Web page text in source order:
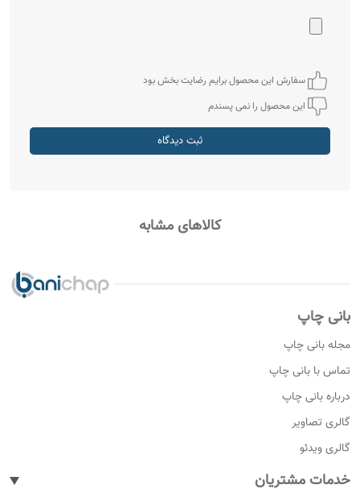
سفارش این محصول برایم رضایت بخش بود
این محصول را نمی پسندم
ثبت دیدگاه
کالاهای مشابه
بانی چاپ
مجله بانی چاپ
تماس با بانی چاپ
درباره بانی چاپ
گالری تصاویر
گالری ویدئو
خدمات مشتریان